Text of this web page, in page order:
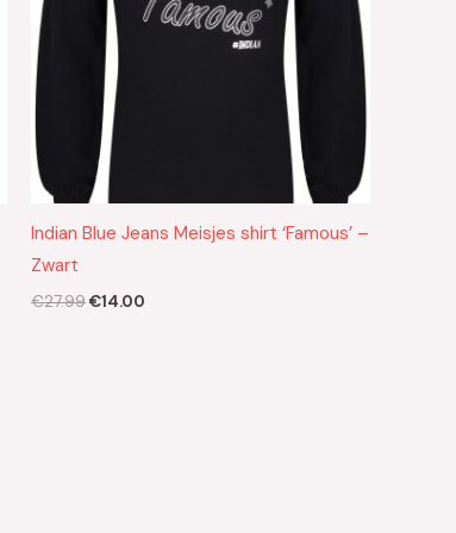
Indian Blue Jeans Meisjes shirt ‘Famous’ –
Zwart
€27.99€14.00